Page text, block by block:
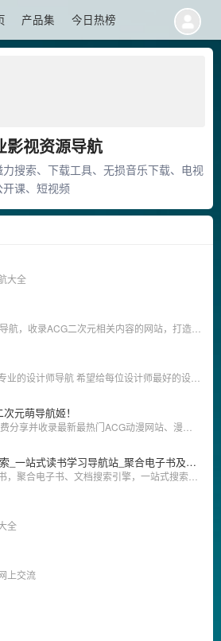
产品集 今日热榜
影视资源导航
搜索、下载工具、无损音乐下载、电视
课、短视频
大全
元萌导航姬！
熊猫搜书_熊猫搜索_一站式读书学习导航站_聚合电子书及文档搜索_xmsoushu_xmsearch
全
上交流